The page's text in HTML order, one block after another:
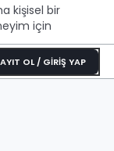
kişisel bir
için
OL / GİRİŞ YAP